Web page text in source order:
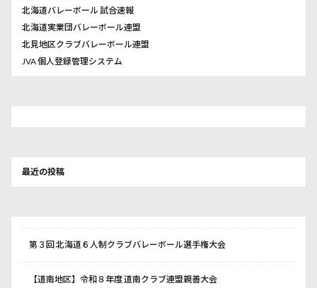
北海道バレーボール 試合速報
北海道実業団バレーボール連盟
北見地区クラブバレーボール連盟
JVA 個人登録管理システム
最近の投稿
第３回 北海道６人制クラブバレーボール選手権大会
【道南地区】令和８年度 道南クラブ連盟親善大会